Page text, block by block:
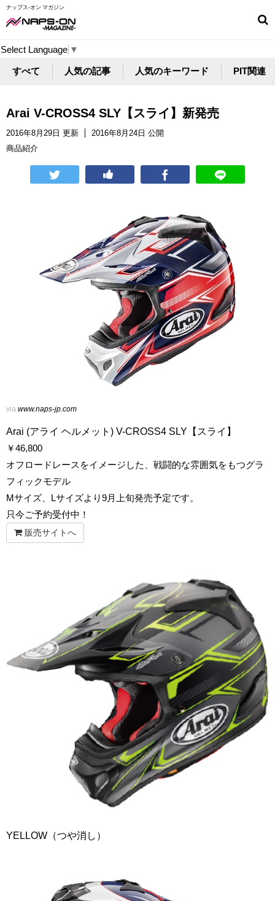
ナップス-オン マガジン
Select Language ▼
すべて 人気の記事 人気のキーワード PIT関連
Arai V-CROSS4 SLY【スライ】新発売
2016年8月29日 更新
2016年8月24日 公開
商品紹介
via www.naps-jp.com
Arai (アライ ヘルメット) V-CROSS4 SLY【スライ】
￥46,800
オフロードレースをイメージした、戦闘的な雰囲気をもつグラ
フィックモデル
Mサイズ、Lサイズより9月上旬発売予定です。
只今ご予約受付中！
販売サイトへ
YELLOW（つや消し）